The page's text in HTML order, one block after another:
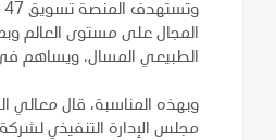
الطبيعي المسال، ويساهم في
وبهذه المناسبة، قال معالي